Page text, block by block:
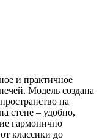
и практичное
Модель создана
на
стене – удобно,
гармонично
классики до